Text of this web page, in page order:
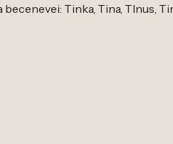
Tinka, Tina, TInus,